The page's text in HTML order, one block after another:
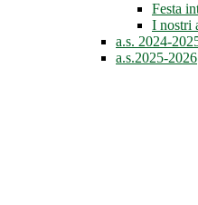
Festa
I nostri
a.s. 2024-
a.s.2025-2026